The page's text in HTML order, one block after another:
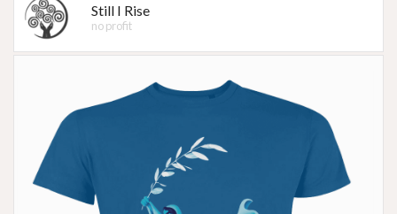
Still I Rise
no profit